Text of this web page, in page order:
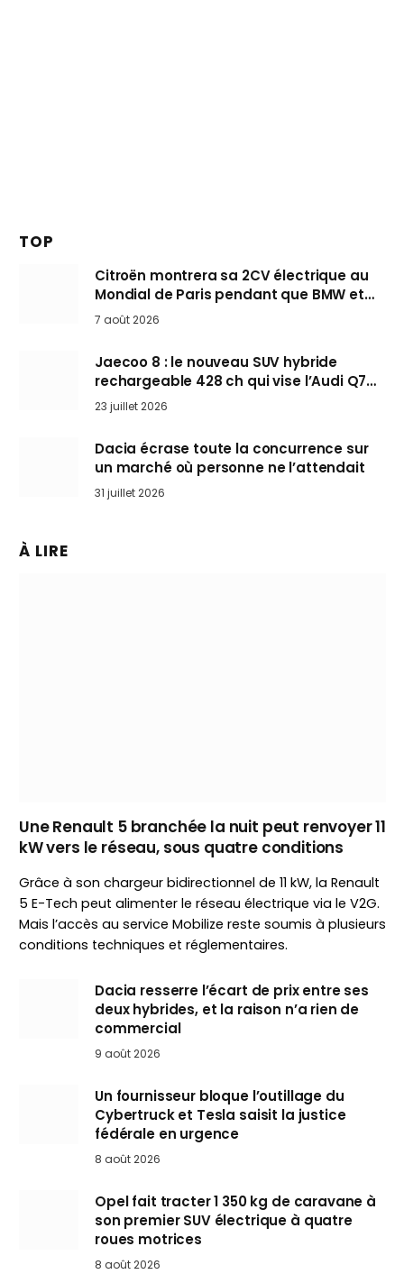
TOP
Citroën montrera sa 2CV électrique au
Mondial de Paris pendant que BMW et
Mini désertent le salon
7 août 2026
Jaecoo 8 : le nouveau SUV hybride
rechargeable 428 ch qui vise l’Audi Q7
arrive en Europe cet automne
23 juillet 2026
Dacia écrase toute la concurrence sur
un marché où personne ne l’attendait
31 juillet 2026
À LIRE
Une Renault 5 branchée la nuit peut renvoyer 11
kW vers le réseau, sous quatre conditions
Grâce à son chargeur bidirectionnel de 11 kW, la Renault
5 E-Tech peut alimenter le réseau électrique via le V2G.
Mais l’accès au service Mobilize reste soumis à plusieurs
conditions techniques et réglementaires.
Dacia resserre l’écart de prix entre ses
deux hybrides, et la raison n’a rien de
commercial
9 août 2026
Un fournisseur bloque l’outillage du
Cybertruck et Tesla saisit la justice
fédérale en urgence
8 août 2026
Opel fait tracter 1 350 kg de caravane à
son premier SUV électrique à quatre
roues motrices
8 août 2026